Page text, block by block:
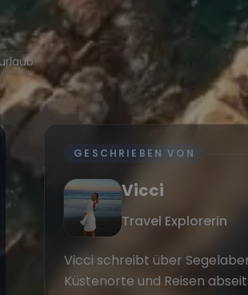
GESCHRIEBEN VON
Vicci
Travel Explorerin
Vicci schreibt über
Küstenorte und Reisen